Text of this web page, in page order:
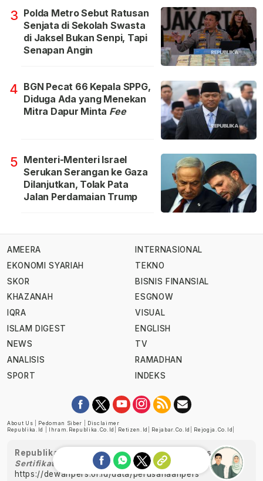
3 Polda Metro Sebut Ratusan
Senjata di Sekolah Swasta
di Jaksel Bukan Senpi, Tapi
Senapan Angin
4 BGN Pecat 66 Kepala SPPG,
Diduga Ada yang Menekan
Mitra Dapur Minta Fee
5 Menteri-Menteri Israel
Serukan Serangan ke Gaza
Dilanjutkan, Tolak Pata
Jalan Perdamaian Trump
AMEERA
EKONOMI SYARIAH
SKOR
KHAZANAH
IQRA
ISLAM DIGEST
NEWS
ANALISIS
SPORT
INTERNASIONAL
TEKNO
BISNIS FINANSIAL
ESGNOW
VISUAL
ENGLISH
TV
RAMADHAN
INDEKS
About Us Pedoman Siber
Disclaimer
Republika.id
Ihram.republika.co.id Retizen.id Rejabar.co.id Rejogja.co.id
Republika telah diverifikasi oleh Dewan Pers
Sertifikat Nomor 1058/DP-Verifikasi/K/XII/2022
https://dewanpers.or.id/data/perusahaanpers